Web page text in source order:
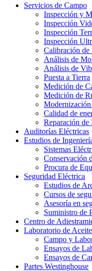
Servicios de Campo
Inspección y
Inspección
Inspección
Inspección
Calibración de
Análisis de
Análisis de
Puesta a Tierra
Medición de
Medición de
Calidad de
Reparación de
Auditorías Eléctricas
Estudios de
Sistemas
Conservación
Procura de
Seguridad Eléctrica
Estudios de
Cursos de
Asesoría en
Suministro de
Centro de
Laboratorio de Aceite
Campo y
Ensayos de
Ensayos de
Partes Westinghouse